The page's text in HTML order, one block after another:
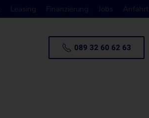
Leasing Finanzierung Jobs Anfahrt
089 32 60 62 63